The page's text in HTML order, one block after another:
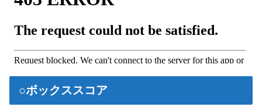
○ボックススコア